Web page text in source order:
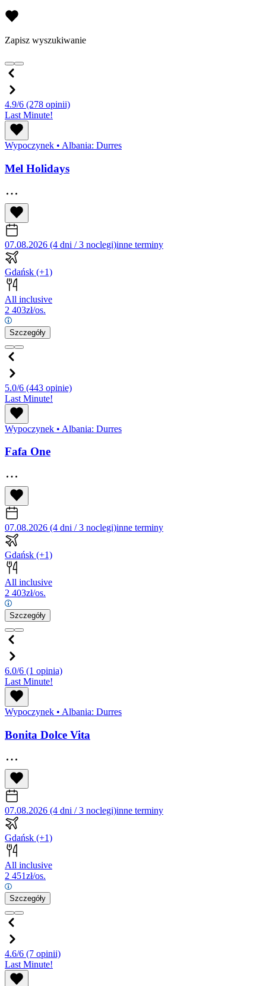
Zapisz wyszukiwanie
4.9/6 (278 opinii)
Last Minute!
Wypoczynek • Albania: Durres
Mel Holidays
07.08.2026 (4 dni / 3 noclegi)inne terminy
Gdańsk (+1)
All inclusive
2 403zł/os.
Szczegóły
5.0/6 (443 opinie)
Last Minute!
Wypoczynek • Albania: Durres
Fafa One
07.08.2026 (4 dni / 3 noclegi)inne terminy
Gdańsk (+1)
All inclusive
2 403zł/os.
Szczegóły
6.0/6 (1 opinia)
Last Minute!
Wypoczynek • Albania: Durres
Bonita Dolce Vita
07.08.2026 (4 dni / 3 noclegi)inne terminy
Gdańsk (+1)
All inclusive
2 451zł/os.
Szczegóły
4.6/6 (7 opinii)
Last Minute!